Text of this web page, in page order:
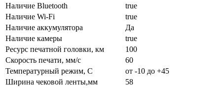
Наличие Bluetooth
true
Наличие Wi-Fi
true
Наличие аккумулятора
Да
Наличие камеры
true
Ресурс печатной головки, км
100
Скорость печати, мм/с
60
Температурный режим, С
от -10 до +45
Ширина чековой ленты,мм
58